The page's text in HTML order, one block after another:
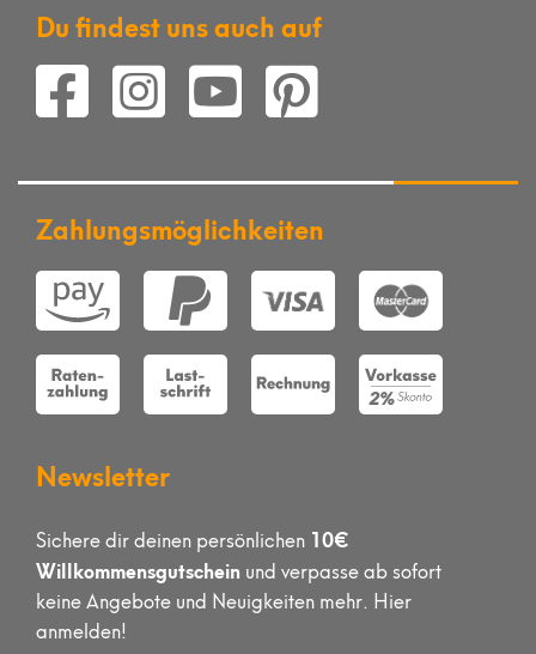
Du findest uns auch auf
Zahlungsmöglichkeiten
Newsletter
Sichere dir deinen persönlichen 10€
Willkommensgutschein und verpasse ab sofort
keine Angebote und Neuigkeiten mehr. Hier
anmelden!